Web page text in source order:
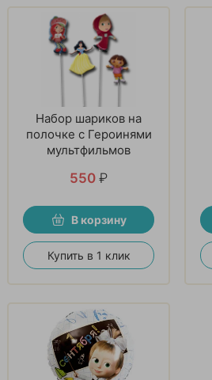
Набор шариков на
полочке с Героинями
мультфильмов
550 ₽
В корзину
Купить в 1 клик